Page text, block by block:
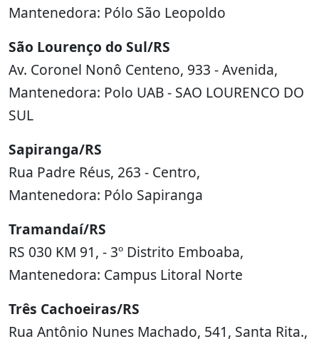
Mantenedora: Pólo São Leopoldo
São Lourenço do Sul/RS
Av. Coronel Nonô Centeno, 933 - Avenida,
Mantenedora: Polo UAB - SAO LOURENCO DO
SUL
Sapiranga/RS
Rua Padre Réus, 263 - Centro,
Mantenedora: Pólo Sapiranga
Tramandaí/RS
RS 030 KM 91, - 3º Distrito Emboaba,
Mantenedora: Campus Litoral Norte
Três Cachoeiras/RS
Rua Antônio Nunes Machado, 541, Santa Rita.,